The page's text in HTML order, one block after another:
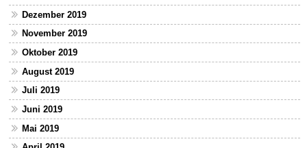
Dezember 2019
November 2019
Oktober 2019
August 2019
Juli 2019
Juni 2019
Mai 2019